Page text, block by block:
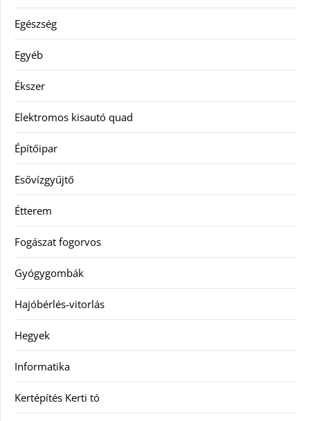
Egészség
Egyéb
Ékszer
Elektromos kisautó quad
Építőipar
Esővízgyűjtő
Étterem
Fogászat fogorvos
Gyógygombák
Hajóbérlés-vitorlás
Hegyek
Informatika
Kertépítés Kerti tó